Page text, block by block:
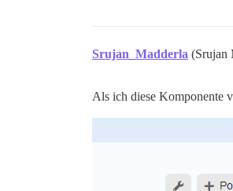
Srujan_Madderla (Srujan
Als ich diese Komponente